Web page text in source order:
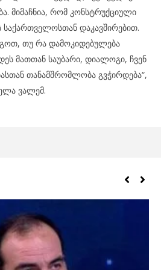
მიმაჩნია, რომ კონსტრუქციული
საქართველოსთან დაკავშირებით.
თუ რა დამოკიდებულება
მათთან საუბარი, დიალოგი, ჩვენ
თანამშრომლობა გვჭირდება“,
ვალემ.